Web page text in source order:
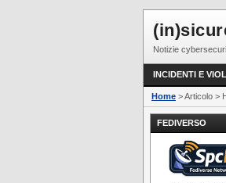
Notizie
INCIDENTI E
Home > Articolo >
FEDIVERSO